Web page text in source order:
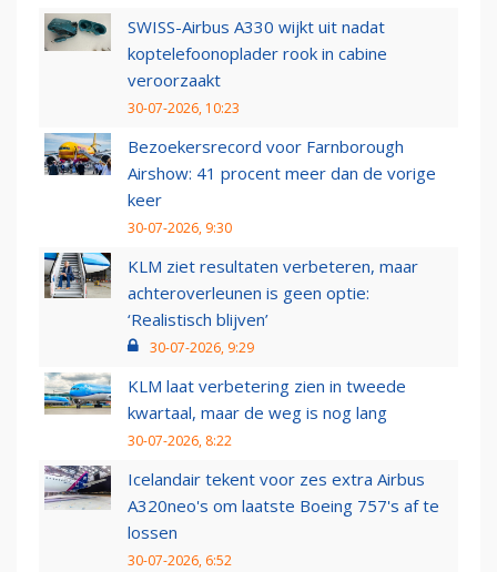
SWISS-Airbus A330 wijkt uit nadat
koptelefoonoplader rook in cabine
veroorzaakt
30-07-2026, 10:23
Bezoekersrecord voor Farnborough
Airshow: 41 procent meer dan de vorige
keer
30-07-2026, 9:30
KLM ziet resultaten verbeteren, maar
achteroverleunen is geen optie:
‘Realistisch blijven’
30-07-2026, 9:29
KLM laat verbetering zien in tweede
kwartaal, maar de weg is nog lang
30-07-2026, 8:22
Icelandair tekent voor zes extra Airbus
A320neo's om laatste Boeing 757's af te
lossen
30-07-2026, 6:52